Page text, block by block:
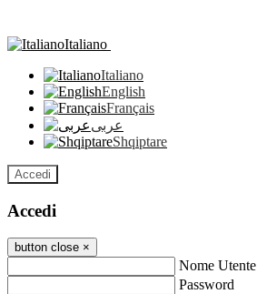
Italiano
Italiano
English
Français
عربى
Shqiptare
Accedi
Accedi
button close ×
Nome Utente
Password